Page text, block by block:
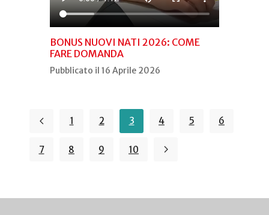
BONUS NUOVI NATI 2026: COME
FARE DOMANDA
Pubblicato il 16 Aprile 2026
1 2 3 4 5 6
7 8 9 10